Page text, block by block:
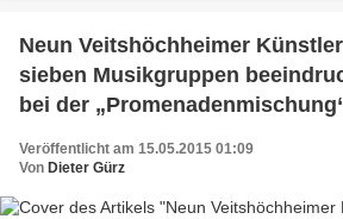
Neun Veitshöchheimer Künstler/innen und
sieben Musikgruppen
bei der
Veröffentlicht am 15.05.2015 01:09
Von Dieter Gürz